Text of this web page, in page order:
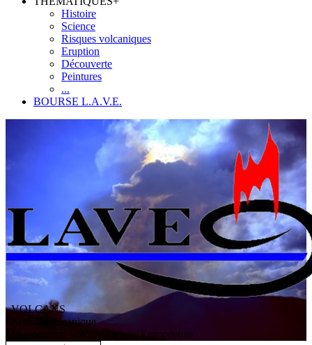
Histoire
Science
Risques volcaniques
Eruption
Découverte
Peintures
...
BOURSE L.A.V.E.
VOLCANS
/ Activité volcanique
ssociation V olcanologiqueEuropéenne